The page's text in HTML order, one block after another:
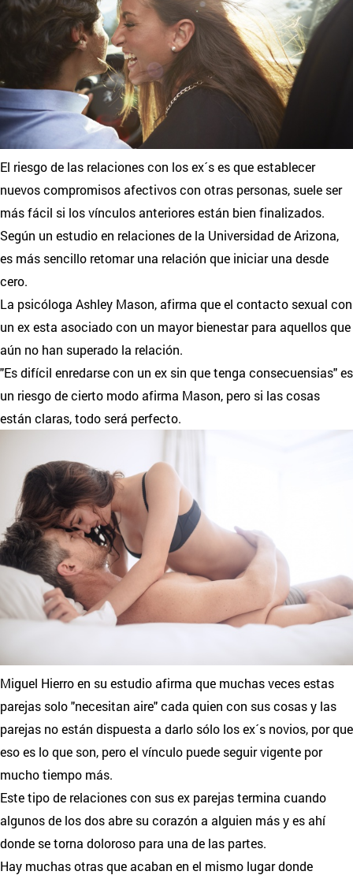
El riesgo de las relaciones con los ex´s es que establecer
nuevos compromisos afectivos con otras personas, suele ser
más fácil si los vínculos anteriores están bien finalizados.
Según un estudio en relaciones de la Universidad de Arizona,
es más sencillo retomar una relación que iniciar una desde
cero.
La psicóloga Ashley Mason, afirma que el contacto sexual con
un ex esta asociado con un mayor bienestar para aquellos que
aún no han superado la relación.
"Es difícil enredarse con un ex sin que tenga consecuensias" es
un riesgo de cierto modo afirma Mason, pero si las cosas
están claras, todo será perfecto.
Miguel Hierro en su estudio afirma que muchas veces estas
parejas solo "necesitan aire" cada quien con sus cosas y las
parejas no están dispuesta a darlo sólo los ex´s novios, por que
eso es lo que son, pero el vínculo puede seguir vigente por
mucho tiempo más.
Este tipo de relaciones con sus ex parejas termina cuando
algunos de los dos abre su corazón a alguien más y es ahí
donde se torna doloroso para una de las partes.
Hay muchas otras que acaban en el mismo lugar donde